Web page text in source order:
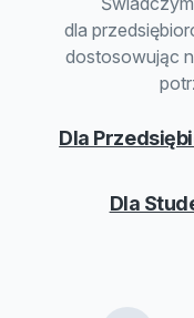
dla
dostosowując
Dla
Dla